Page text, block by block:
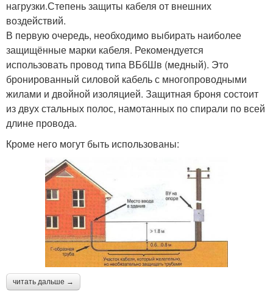
нагрузки.Степень защиты кабеля от внешних
воздействий.
В первую очередь, необходимо выбирать наиболее
защищённые марки кабеля. Рекомендуется
использовать провод типа ВБбШв (медный). Это
бронированный силовой кабель с многопроводными
жилами и двойной изоляцией. Защитная броня состоит
из двух стальных полос, намотанных по спирали по всей
длине провода.
Кроме него могут быть использованы:
читать дальше →